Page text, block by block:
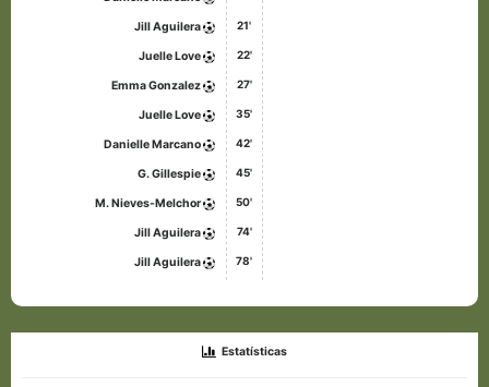
Jill Aguilera 21'
Juelle Love 22'
Emma Gonzalez 27'
Juelle Love 35'
Danielle Marcano 42'
G. Gillespie 45'
M. Nieves-Melchor 50'
Jill Aguilera 74'
Jill Aguilera 78'
Estatísticas